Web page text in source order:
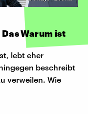
Warum ist
lebt eher
beschreibt
verweilen. Wie